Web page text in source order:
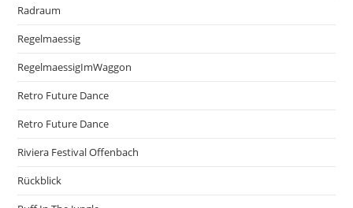
Radraum
Regelmaessig
RegelmaessigImWaggon
Retro Future Dance
Retro Future Dance
Riviera Festival Offenbach
Rückblick